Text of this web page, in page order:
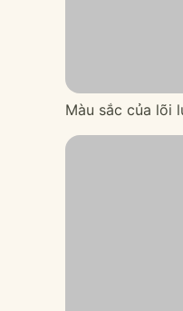
Màu sắc của lõi